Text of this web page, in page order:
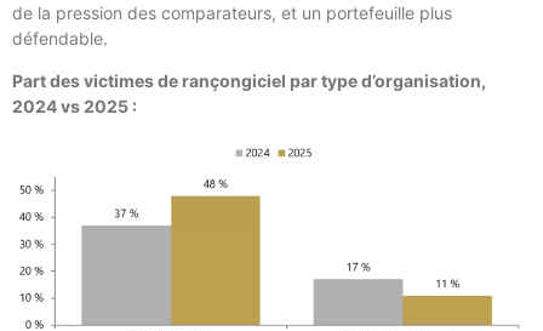
de la pression des comparateurs, et un portefeuille plus
défendable.
Part des victimes de rançongiciel par type d’organisation,
2024 vs 2025 :